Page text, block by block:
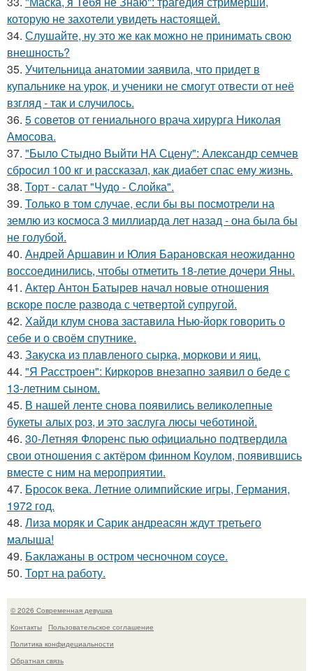
которую не захотели увидеть настоящей.
34. Слушайте, ну это же как можно не принимать свою
внешность?
35. Учительница анатомии заявила, что придет в
купальнике на урок, и ученики не смогут отвести от неё
взгляд - так и случилось.
36. 5 советов от гениального врача хирурга Николая
Амосова.
37. "Было Стыдно Выйти НА Сцену": Александр семчев
сбросил 100 кг и рассказал, как диабет спас ему жизнь.
38. Торт - салат "Чудо - Слойка".
39. Только в том случае, если бы вы посмотрели на
землю из космоса 3 миллиарда лет назад - она была бы
не голубой.
40. Андрей Аршавин и Юлия Барановская неожиданно
воссоединились, чтобы отметить 18-летие дочери Яны.
41. Актер Антон Батырев начал новые отношения
вскоре после развода с четвертой супругой.
42. Хайди клум снова заставила Нью-йорк говорить о
себе и о своём спутнике.
43. Закуска из плавленого сырка, моркови и яиц.
44. "Я Расстроен": Киркоров внезапно заявил о беде с
13-летним сыном.
45. В нашей ленте снова появились великолепные
букеты алых роз, и это заслуга люсы чеботиной.
46. 30-Летняя Флоренс пью официально подтвердила
свои отношения с актёром финном Коулом, появившись
вместе с ним на мероприятии.
47. Бросок века. Летние олимпийские игры, Германия,
1972 год.
48. Лиза моряк и Сарик андреасян ждут третьего
малыша!
49. Баклажаны в остром чесночном соусе.
50. Торт на работу.
© 2026 Современная девушка
Контакты
Пользовательское соглашение
Политика конфидециальности
Обратная связь